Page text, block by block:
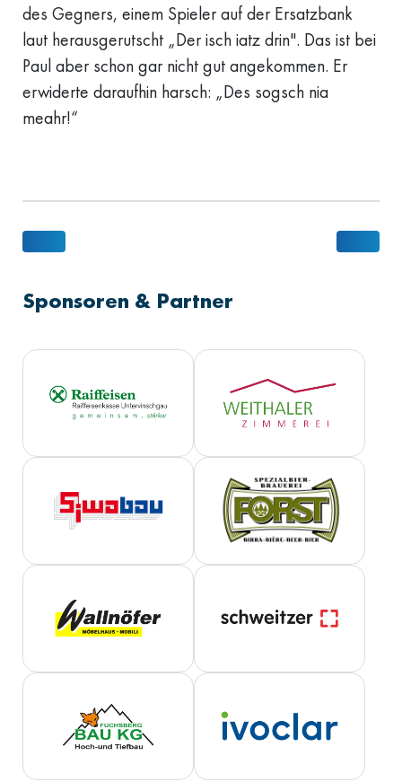
des Gegners, einem Spieler auf der Ersatzbank
laut herausgerutscht „Der isch iatz drin". Das ist bei
Paul aber schon gar nicht gut angekommen. Er
erwiderte daraufhin harsch: „Des sogsch nia
meahr!“
VORHERIGER BEITRAG: CHEFPLAKATIERER, NORBERT GRUBER
Sponsoren & Partner